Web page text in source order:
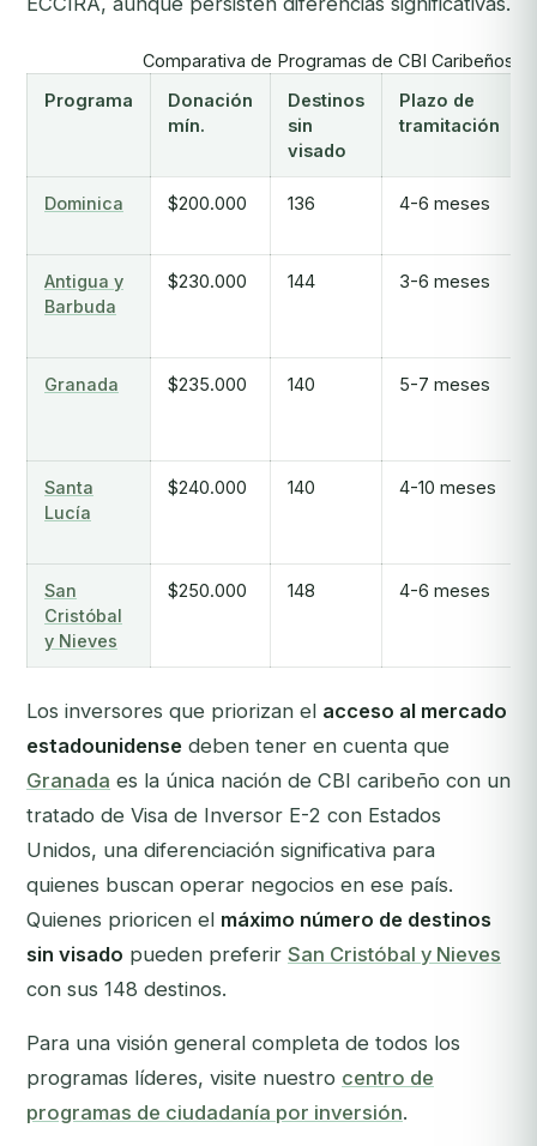
Comparativa de Programas de CBI Caribeños
Programa
Donación
mín.
Destinos
sin
visado
Plazo de
tramitación
Dominica $200.000 136 4-6 meses
Antigua y
Barbuda
$230.000 144 3-6 meses
Granada $235.000 140 5-7 meses
Santa
Lucía
$240.000 140 4-10 meses
San
Cristóbal
y Nieves
$250.000 148 4-6 meses
Los inversores que priorizan el acceso al mercado
estadounidense deben tener en cuenta que
Granada es la única nación de CBI caribeño con un
tratado de Visa de Inversor E-2 con Estados
Unidos, una diferenciación significativa para
quienes buscan operar negocios en ese país.
Quienes prioricen el máximo número de destinos
sin visado pueden preferir San Cristóbal y Nieves
con sus 148 destinos.
Para una visión general completa de todos los
programas líderes, visite nuestro centro de
programas de ciudadanía por inversión.